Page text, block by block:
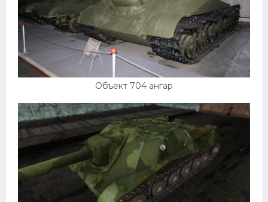
Объект 704 ангар